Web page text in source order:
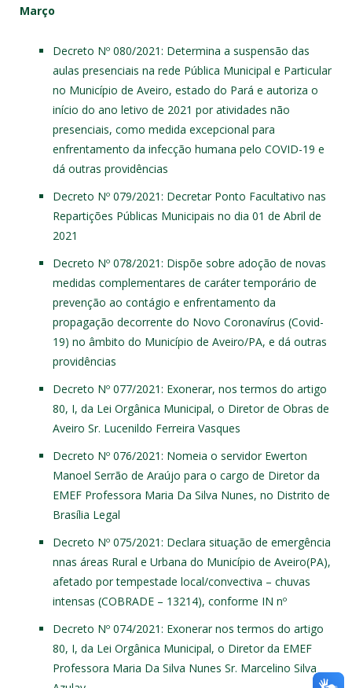
Março
Decreto Nº 080/2021: Determina a suspensão das
aulas presenciais na rede Pública Municipal e Particular
no Município de Aveiro, estado do Pará e autoriza o
início do ano letivo de 2021 por atividades não
presenciais, como medida excepcional para
enfrentamento da infecção humana pelo COVID-19 e
dá outras providências
Decreto Nº 079/2021: Decretar Ponto Facultativo nas
Repartições Públicas Municipais no dia 01 de Abril de
2021
Decreto Nº 078/2021: Dispõe sobre adoção de novas
medidas complementares de caráter temporário de
prevenção ao contágio e enfrentamento da
propagação decorrente do Novo Coronavírus (Covid-
19) no âmbito do Município de Aveiro/PA, e dá outras
providências
Decreto Nº 077/2021: Exonerar, nos termos do artigo
80, I, da Lei Orgânica Municipal, o Diretor de Obras de
Aveiro Sr. Lucenildo Ferreira Vasques
Decreto Nº 076/2021: Nomeia o servidor Ewerton
Manoel Serrão de Araújo para o cargo de Diretor da
EMEF Professora Maria Da Silva Nunes, no Distrito de
Brasília Legal
Decreto Nº 075/2021: Declara situação de emergência
nnas áreas Rural e Urbana do Município de Aveiro(PA),
afetado por tempestade local/convectiva – chuvas
intensas (COBRADE – 13214), conforme IN nº
Decreto Nº 074/2021: Exonerar nos termos do artigo
80, I, da Lei Orgânica Municipal, o Diretor da EMEF
Professora Maria Da Silva Nunes Sr. Marcelino Silva